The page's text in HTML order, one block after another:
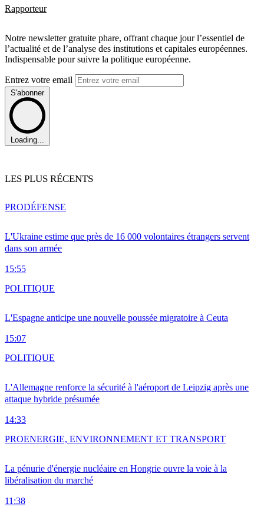
Rapporteur
Notre newsletter gratuite phare, offrant chaque jour l’essentiel de
l’actualité et de l’analyse des institutions et capitales européennes.
Indispensable pour suivre la politique européenne.
Entrez votre email
S'abonner
Loading...
LES PLUS RÉCENTS
L'Ukraine estime que près de 16 000 volontaires étrangers servent
dans son armée
15:55
PRODÉFENSE
L'Espagne anticipe une nouvelle poussée migratoire à Ceuta
15:07
POLITIQUE
L'Allemagne renforce la sécurité à l'aéroport de Leipzig après une
attaque hybride présumée
14:33
POLITIQUE
La pénurie d'énergie nucléaire en Hongrie ouvre la voie à la
libéralisation du marché
11:38
PROENERGIE, ENVIRONNEMENT ET TRANSPORT